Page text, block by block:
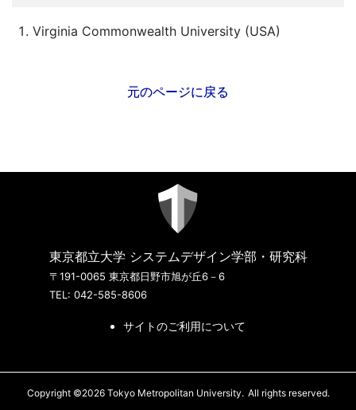
Virginia Commonwealth University (USA)
元のページに戻る
東京都立大学 システムデザイン学部・研究科
〒191-0065 東京都日野市旭が丘6－6
TEL: 042-585-8606
サイトのご利用について
Copyright ©2026 Tokyo Metropolitan University. All rights reserved.